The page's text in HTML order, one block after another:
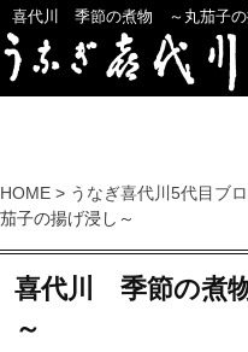
喜代川 季節の煮物 ～丸茄子の
HOME > うなぎ喜代川5代目ブ
茄子の揚げ浸し～
喜代川 季節の煮
～